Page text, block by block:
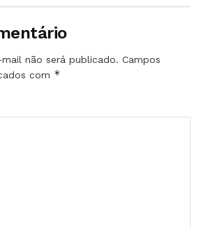
não será publicado. Campos
com *